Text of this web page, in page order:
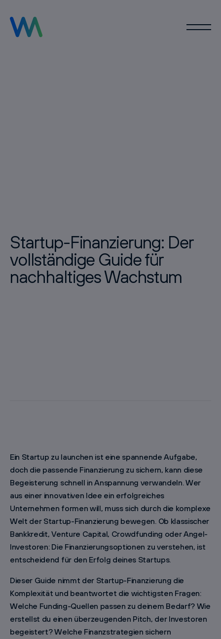
Startup-Finanzierung: Der
vollständige Guide für
nachhaltiges Wachstum
Ein Startup zu launchen ist eine spannende Aufgabe,
doch die passende Finanzierung zu sichern, kann diese
Begeisterung schnell in Anspannung verwandeln. Wer
aus einer innovativen Idee ein erfolgreiches
Unternehmen formen will, muss sich durch die komplexe
Welt der Startup-Finanzierung bewegen. Ob klassischer
Bankkredit, Venture Capital, Crowdfunding oder Angel-
Investoren: Die Finanzierungsoptionen zu verstehen, ist
entscheidend für den Erfolg deines Startups.
Dieser Guide nimmt der Startup-Finanzierung die
Komplexität und beantwortet die wichtigsten Fragen:
Welche Funding-Quellen passen zu deinem Bedarf? Wie
erstellst du einen überzeugenden Pitch, der Investoren
begeistert? Welche Finanzstrategien sichern